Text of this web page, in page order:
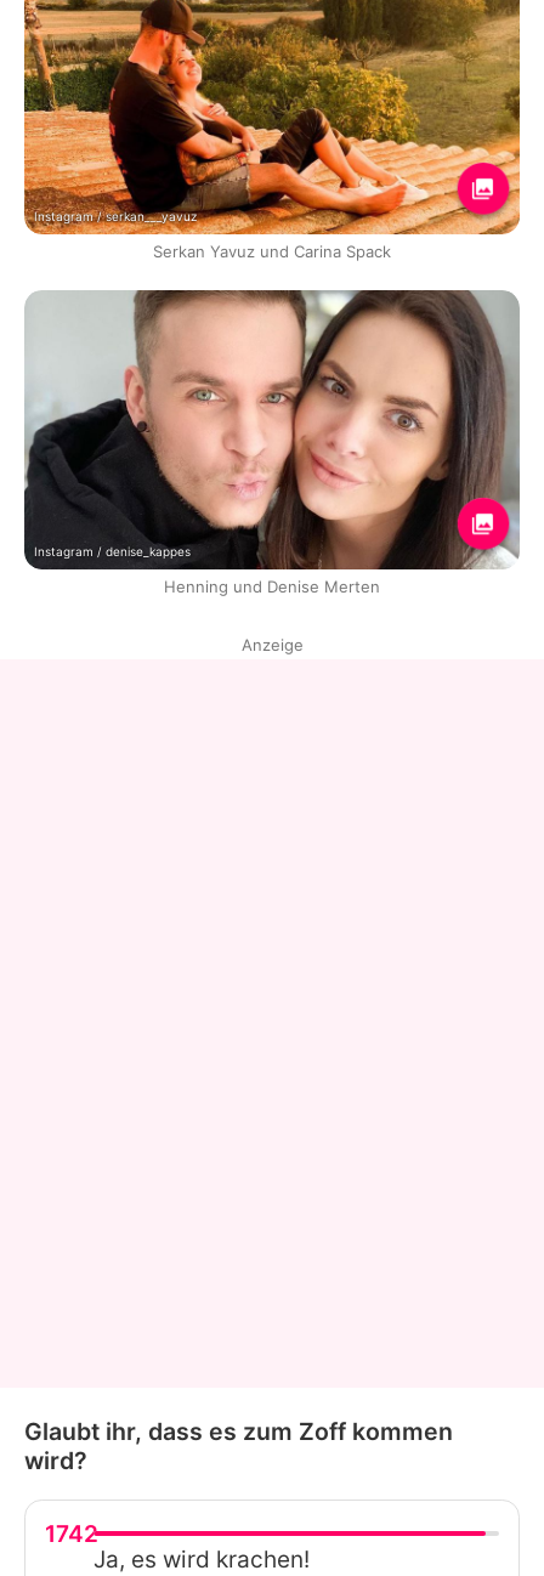
Instagram / serkan___yavuz
Serkan Yavuz und Carina Spack
Instagram / denise_kappes
Henning und Denise Merten
Anzeige
Glaubt ihr, dass es zum Zoff kommen
wird?
1742
Ja, es wird krachen!